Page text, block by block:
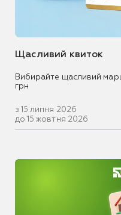
Щасливий квиток
Вибирайте щасливий
грн
з 15 липня 2026
до 15 жовтня 2026